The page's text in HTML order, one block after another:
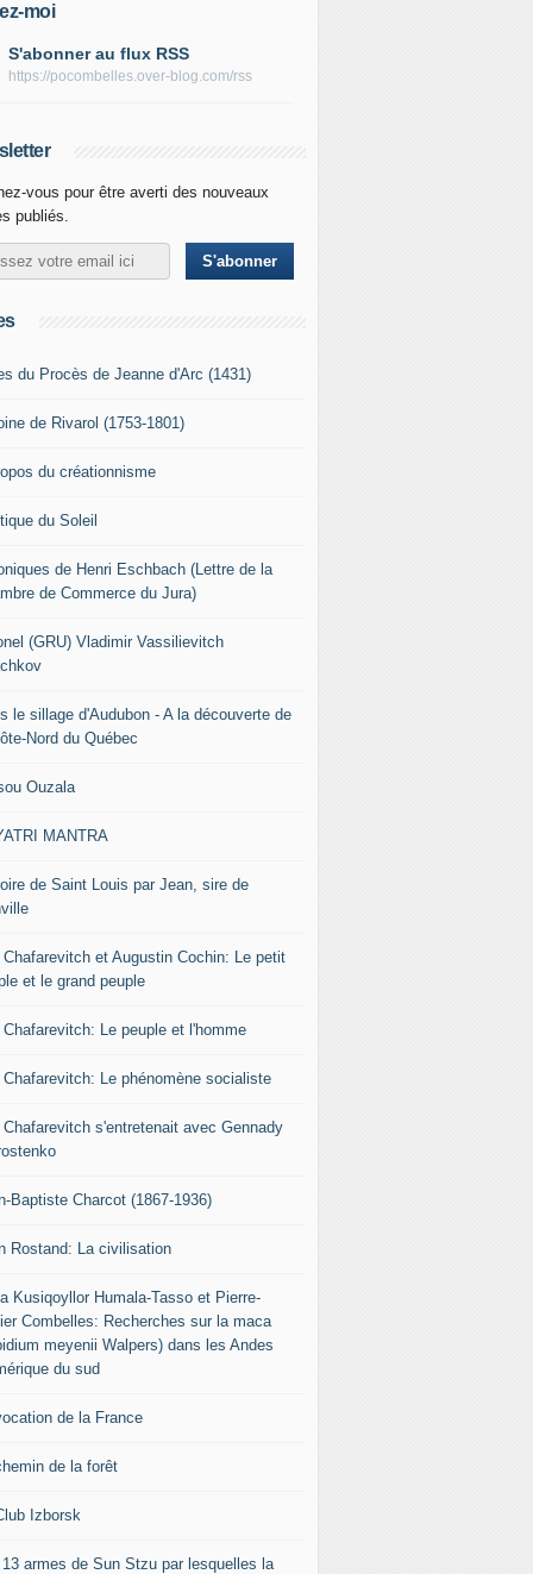
moi
S'abonner au flux RSS
https://pocombelles.over-blog.com/rss
vous pour être averti des nouveaux
publiés.
du Procès de Jeanne d'Arc (1431)
de Rivarol (1753-1801)
du créationnisme
du Soleil
de Henri Eschbach (Lettre de la
de Commerce du Jura)
(GRU) Vladimir Vassilievitch
le sillage d'Audubon - A la découverte de
Nord du Québec
Ouzala
MANTRA
de Saint Louis par Jean, sire de
Chafarevitch et Augustin Cochin: Le petit
et le grand peuple
Chafarevitch: Le peuple et l'homme
Chafarevitch: Le phénomène socialiste
Chafarevitch s'entretenait avec Gennady
Baptiste Charcot (1867-1936)
Rostand: La civilisation
Kusiqoyllor Humala-Tasso et Pierre-
Combelles: Recherches sur la maca
meyenii Walpers) dans les Andes
du sud
de la France
de la forêt
Izborsk
13 armes de Sun Stzu par lesquelles la